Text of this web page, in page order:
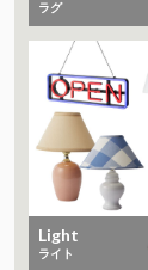
ラグ
Light
ライト